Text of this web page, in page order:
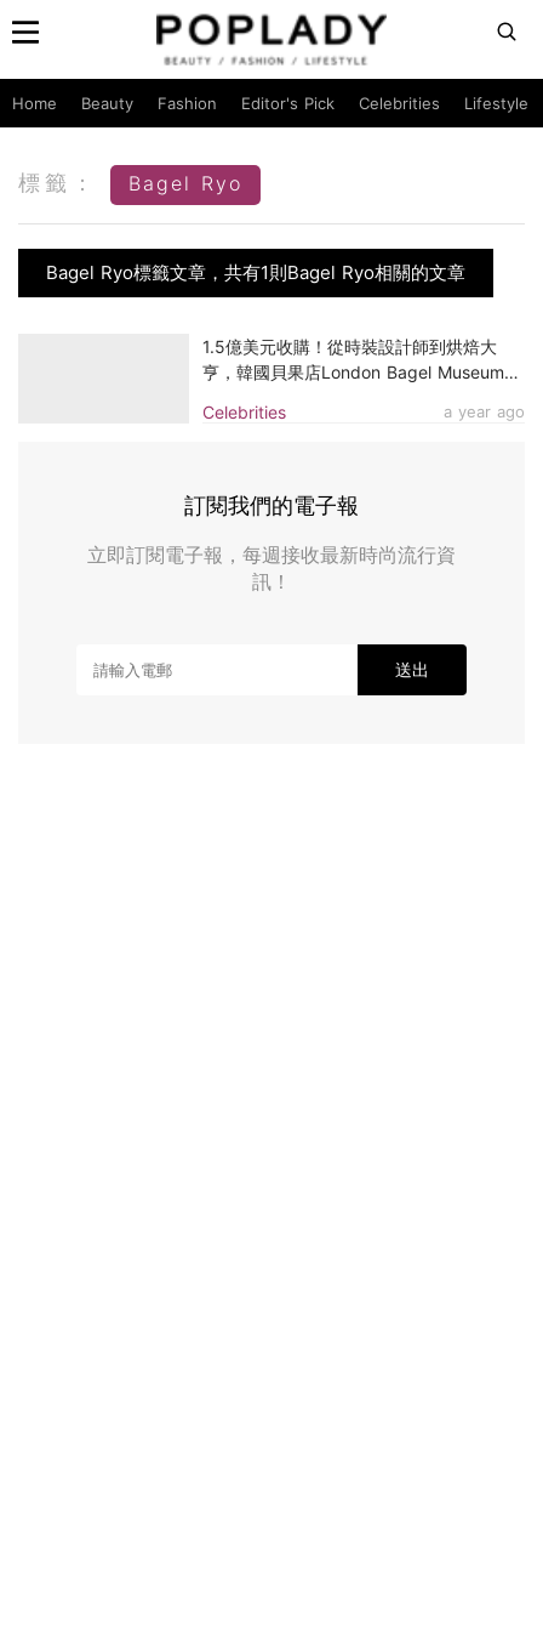
Home Beauty Fashion Editor's Pick Celebrities Lifestyle
標籤： Bagel Ryo
Bagel Ryo標籤文章，共有1則Bagel Ryo相關的文章
Celebrities a year ago
1.5億美元收購！從時裝設計師到烘焙大
亨，韓國貝果店London Bagel Museum創
訂閱我們的電子報
立即訂閱電子報，每週接收最新時尚流行資
訊！
送出